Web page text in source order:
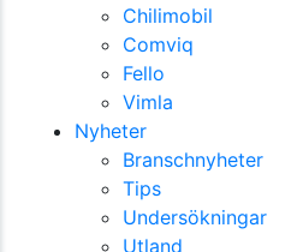
Chilimobil
Comviq
Fello
Vimla
Nyheter
Branschnyheter
Tips
Undersökningar
Utland